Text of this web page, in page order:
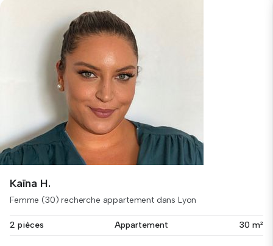
Kaïna H.
Femme (30) recherche appartement dans Lyon
2 pièces Appartement 30 m²